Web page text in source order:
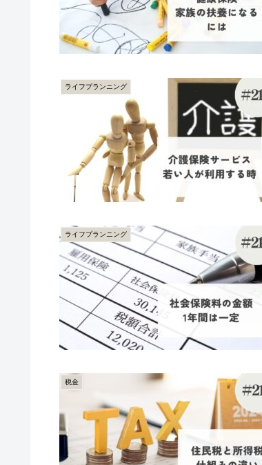
ライフプランニング
ライフプランニング
税金